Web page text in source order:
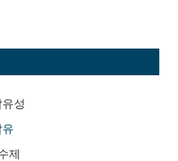
성
유
제